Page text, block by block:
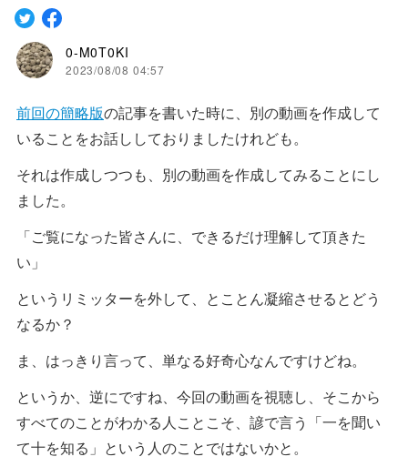
0-M0T0KI
2023/08/08 04:57
前回の簡略版の記事を書いた時に、別の動画を作成して
いることをお話ししておりましたけれども。
それは作成しつつも、別の動画を作成してみることにし
ました。
「ご覧になった皆さんに、できるだけ理解して頂きた
い」
というリミッターを外して、とことん凝縮させるとどう
なるか？
ま、はっきり言って、単なる好奇心なんですけどね。
というか、逆にですね、今回の動画を視聴し、そこから
すべてのことがわかる人ことこそ、諺で言う「一を聞い
て十を知る」という人のことではないかと。